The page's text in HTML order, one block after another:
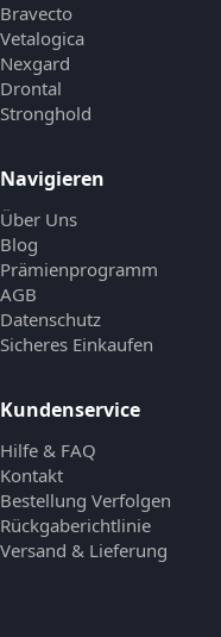
Bravecto
Vetalogica
Nexgard
Drontal
Stronghold
Navigieren
Über Uns
Blog
Prämienprogramm
AGB
Datenschutz
Sicheres Einkaufen
Kundenservice
Hilfe & FAQ
Kontakt
Bestellung Verfolgen
Rückgaberichtlinie
Versand & Lieferung